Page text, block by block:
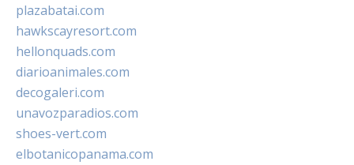
plazabatai.com
hawkscayresort.com
hellonquads.com
diarioanimales.com
decogaleri.com
unavozparadios.com
shoes-vert.com
elbotanicopanama.com